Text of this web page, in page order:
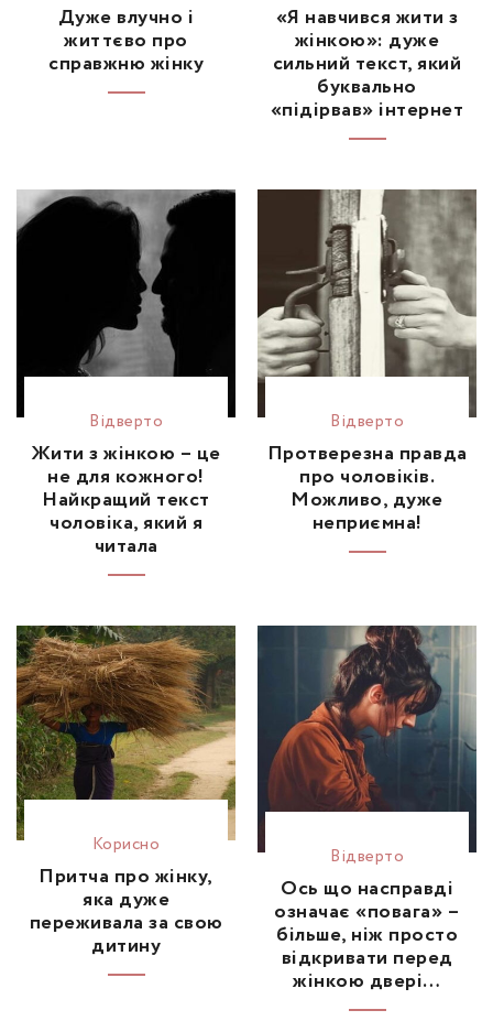
Дуже влучно і
життєво про
справжню жінку
«Я навчився жити з
жінкою»: дуже
сильний текст, який
буквально
«підірвав» інтернет
Відвертo
Жити з жінкою – це
не для кожного!
Найкращий текст
чоловіка, який я
читала
Відвертo
Протверезна правда
про чоловіків.
Можливо, дуже
неприємна!
Корисно
Притча про жінку,
яка дуже
переживала за свою
дитину
Відвертo
Ось що насправді
означає «повага» –
більше, ніж просто
відкривати перед
жінкою двері…